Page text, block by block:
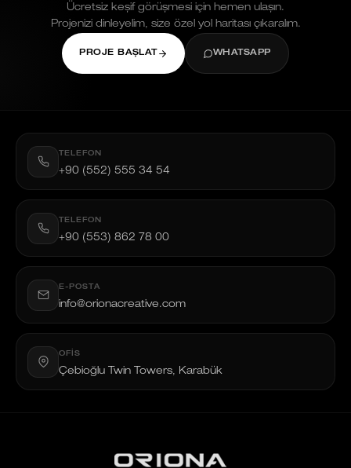
Ücretsiz keşif görüşmesi için hemen ulaşın.
Projenizi dinleyelim, size özel yol haritası çıkaralım.
PROJE BAŞLAT WHATSAPP
TELEFON
+90 (552) 555 34 54
TELEFON
+90 (553) 862 78 00
E-POSTA
info@orionacreative.com
OFIS
Çebioğlu Twin Towers, Karabük